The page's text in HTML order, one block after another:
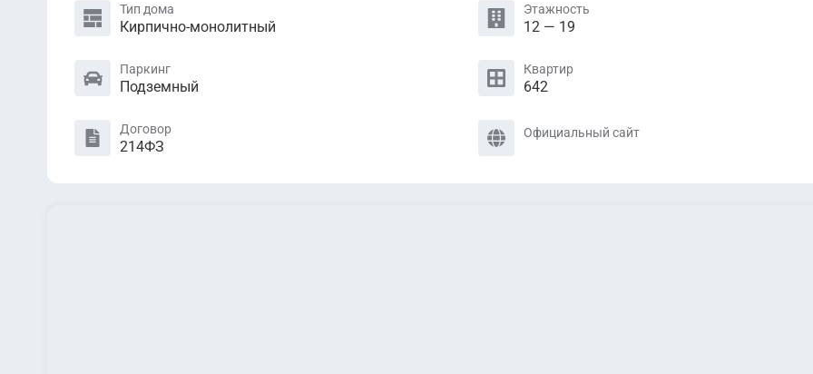
Тип дома
Кирпично-монолитный
Этажность
12 — 19
Паркинг
Подземный
Квартир
642
Договор
214ФЗ
Официальный сайт